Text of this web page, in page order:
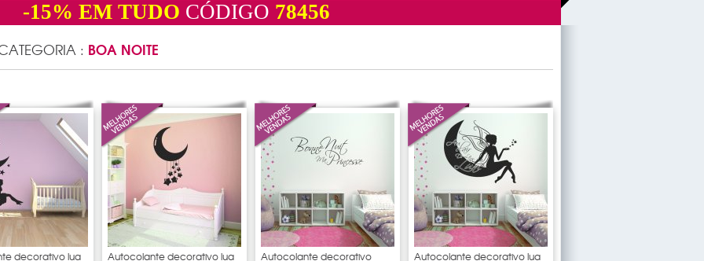
-15% EM TUDO CÓDIGO 78456
: BOA NOITE
decorativo lua Autocolante decorativo lua Autocolante decorativo Autocolante decorativo lua